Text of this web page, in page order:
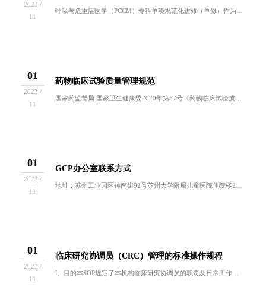
2023 /
11
呼吸与危重症医学（PCCM）专科单项规范化进修（单修）作为PCCM专培建设的补充部分，承担着推进PCCM专科医师的培训，使呼吸疾病的诊治更加...
01
2023 /
11
药物临床试验质量管理规范
国家药监督局 国家卫生健康委2020年第57号《药物临床试验质量管理规范》。为深化药品审评审批制度改革，鼓励创新，进一步推动我国药物临床试验...
01
2023 /
11
GCP办公室联系方式
地址：苏州工业园区钟南街92号苏州大学附属儿童医院住院楼2楼电话：0512-80692212邮箱：sdfeygcp@163.com ...
01
2023 /
11
临床研究协调员（CRC）管理的标准操作规程
Ⅰ、目的本SOP规定了本机构临床研究协调员的职责及日常工作程序。Ⅱ、范围适用于在本院为申请药品注册而进行的药物临床试验及其它相关临床试验的临...